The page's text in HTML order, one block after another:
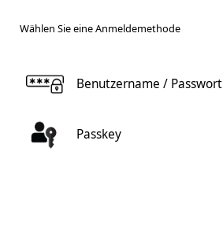
Wählen Sie eine Anmeldemethode
Benutzername / Passwort
Passkey